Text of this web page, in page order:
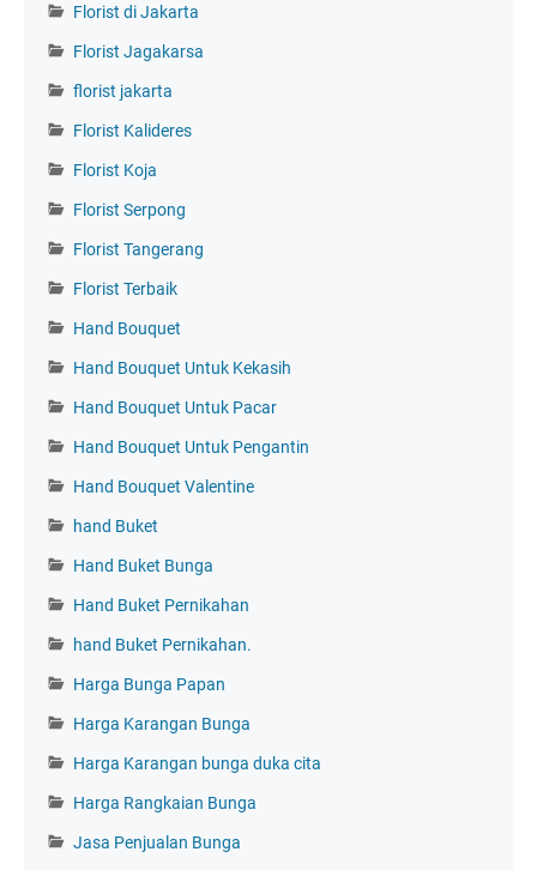
Florist di Jakarta
Florist Jagakarsa
florist jakarta
Florist Kalideres
Florist Koja
Florist Serpong
Florist Tangerang
Florist Terbaik
Hand Bouquet
Hand Bouquet Untuk Kekasih
Hand Bouquet Untuk Pacar
Hand Bouquet Untuk Pengantin
Hand Bouquet Valentine
hand Buket
Hand Buket Bunga
Hand Buket Pernikahan
hand Buket Pernikahan.
Harga Bunga Papan
Harga Karangan Bunga
Harga Karangan bunga duka cita
Harga Rangkaian Bunga
Jasa Penjualan Bunga